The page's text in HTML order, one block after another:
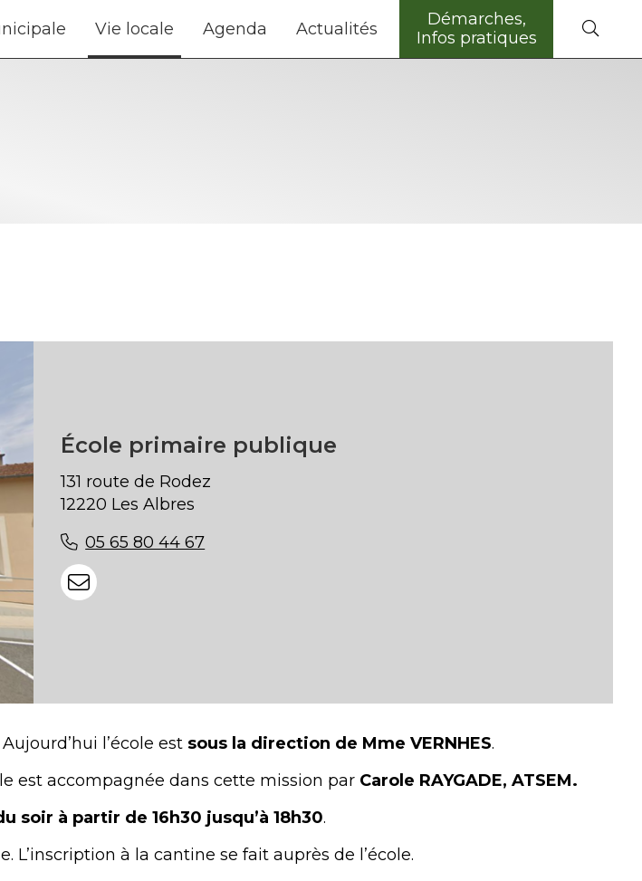
Vie locale Agenda Actualités
Démarches,
Infos pratiques
École primaire publique
131 route de Rodez
12220 Les Albres
05 65 80 44 67
l’école est sous la direction de Mme VERNHES.
est accompagnée dans cette mission par Carole RAYGADE, ATSEM.
soir à partir de 16h30 jusqu’à 18h30.
L’inscription à la cantine se fait auprès de l’école.